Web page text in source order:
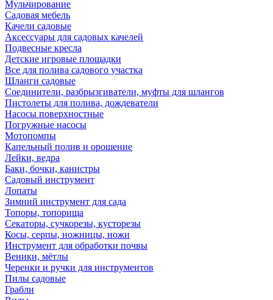
Мульчирование
Садовая мебель
Качели садовые
Аксессуары для садовых качелей
Подвесные кресла
Детские игровые площадки
Все для полива садового участка
Шланги садовые
Соединители, разбрызгиватели, муфты для шлангов
Пистолеты для полива, дождеватели
Насосы поверхностные
Погружные насосы
Мотопомпы
Капельный полив и орошение
Лейки, ведра
Баки, бочки, канистры
Садовый инструмент
Лопаты
Зимний инструмент для сада
Топоры, топорища
Секаторы, сучкорезы, кусторезы
Косы, серпы, ножницы, ножи
Инструмент для обработки почвы
Веники, мётлы
Черенки и ручки для инструментов
Пилы садовые
Грабли